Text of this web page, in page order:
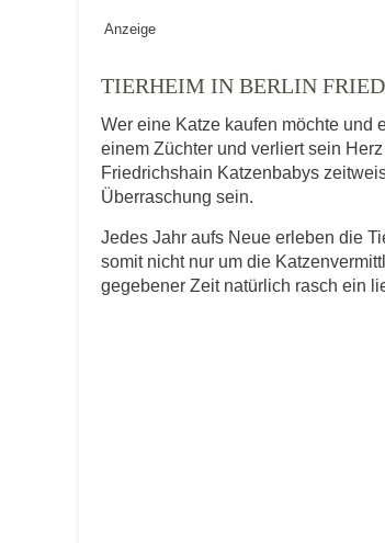
Alter des Tiers
Beschreibung des Tiers
Anzeige
TIERHEIM IN BERLIN
Wer eine Katze kaufen möchte und
einem Züchter und verliert sein
Friedrichshain Katzenbabys
Überraschung sein.
Jedes Jahr aufs Neue erleben die
somit nicht nur um die
gegebener Zeit natürlich rasch ein